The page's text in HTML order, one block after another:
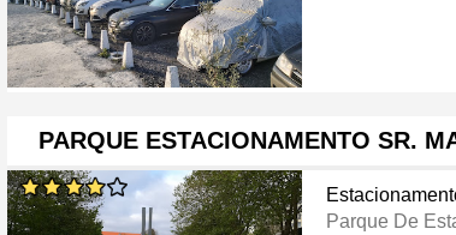
PARQUE ESTACIONAMENTO SR.
Parque De